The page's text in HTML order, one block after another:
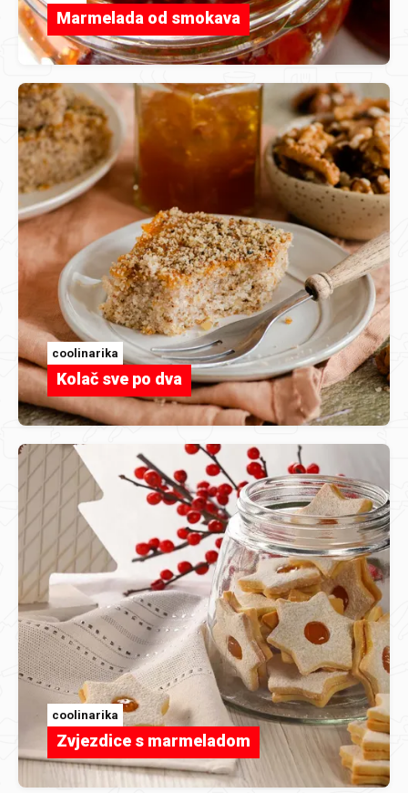
Marmelada od smokava
coolinarika
Kolač sve po dva
coolinarika
Zvjezdice s marmeladom